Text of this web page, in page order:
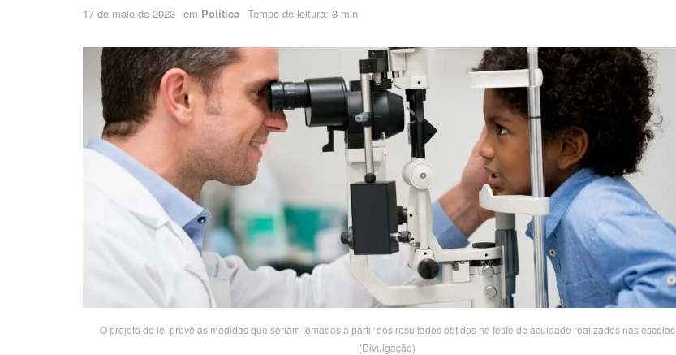
17 de maio de 2023 em Política Tempo de leitura: 3 min
O projeto de lei prevê as medidas que seriam tomadas a partir dos resultados obtidos no teste de acuidade realizados nas escolas
(Divulgação)